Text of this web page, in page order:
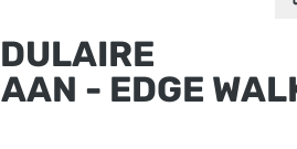
- EDGE